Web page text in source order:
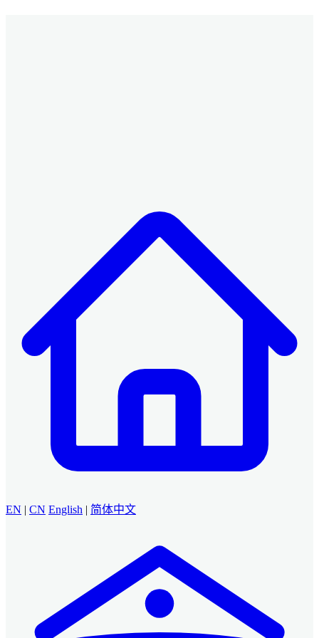
EN | CN English | 简体中文